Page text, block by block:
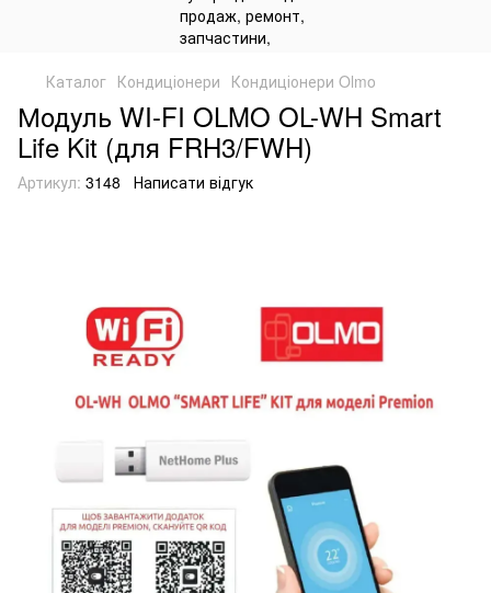
Каталог Кондиціонери Кондиціонери Olmo
Модуль WI-FI OLMO OL-WH Smart
Life Kit (для FRH3/FWH)
Артикул: 3148 Написати відгук